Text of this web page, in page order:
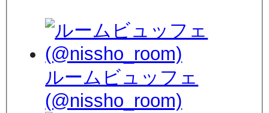
ルームビュッフェ
(@nissho_room)